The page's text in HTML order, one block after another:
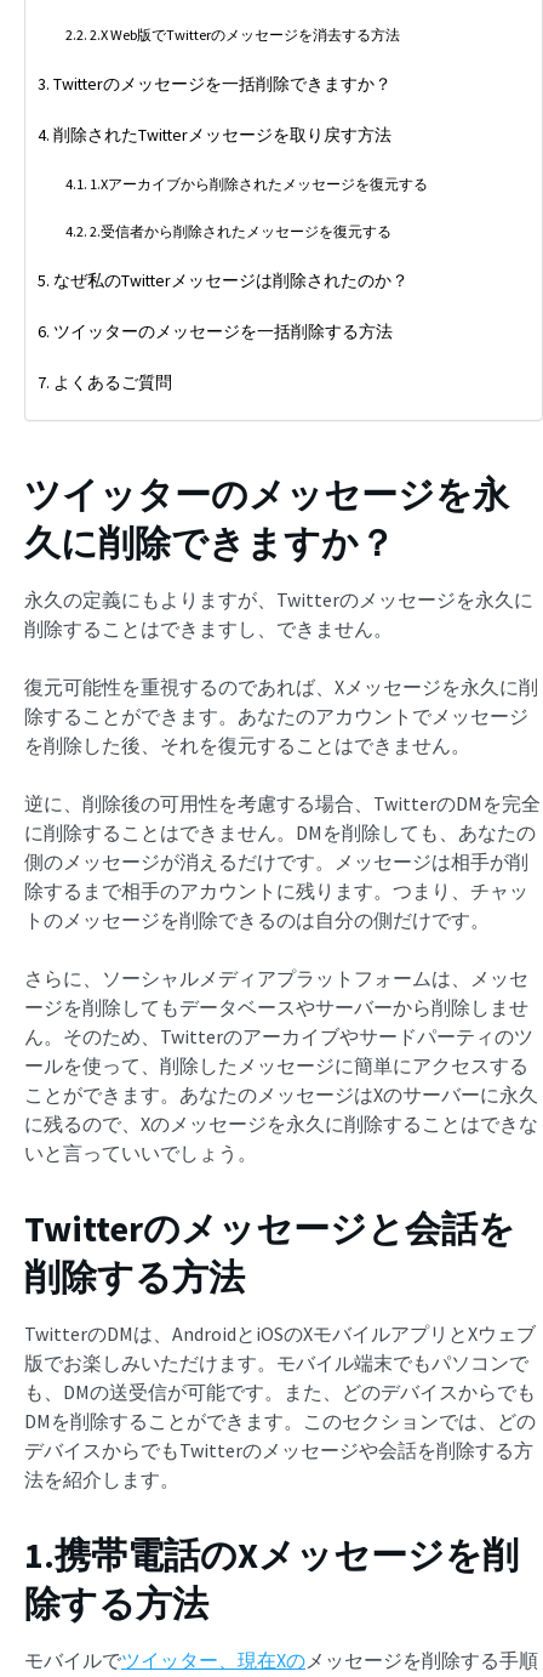
2.X Web版でTwitterのメッセージを消去する方法
Twitterのメッセージを一括削除できますか？
削除されたTwitterメッセージを取り戻す方法
1.Xアーカイブから削除されたメッセージを復元する
2.受信者から削除されたメッセージを復元する
なぜ私のTwitterメッセージは削除されたのか？
ツイッターのメッセージを一括削除する方法
よくあるご質問
ツイッターのメッセージを永
久に削除できますか？
永久の定義にもよりますが、Twitterのメッセージを永久に
削除することはできますし、できません。
復元可能性を重視するのであれば、Xメッセージを永久に削
除することができます。あなたのアカウントでメッセージ
を削除した後、それを復元することはできません。
逆に、削除後の可用性を考慮する場合、TwitterのDMを完全
に削除することはできません。DMを削除しても、あなたの
側のメッセージが消えるだけです。メッセージは相手が削
除するまで相手のアカウントに残ります。つまり、チャッ
トのメッセージを削除できるのは自分の側だけです。
さらに、ソーシャルメディアプラットフォームは、メッセ
ージを削除してもデータベースやサーバーから削除しませ
ん。そのため、Twitterのアーカイブやサードパーティのツ
ールを使って、削除したメッセージに簡単にアクセスする
ことができます。あなたのメッセージはXのサーバーに永久
に残るので、Xのメッセージを永久に削除することはできな
いと言っていいでしょう。
Twitterのメッセージと会話を
削除する方法
TwitterのDMは、AndroidとiOSのXモバイルアプリとXウェブ
版でお楽しみいただけます。モバイル端末でもパソコンで
も、DMの送受信が可能です。また、どのデバイスからでも
DMを削除することができます。このセクションでは、どの
デバイスからでもTwitterのメッセージや会話を削除する方
法を紹介します。
1.携帯電話のXメッセージを削
除する方法
モバイルでツイッター、現在Xの メッセージを削除する手順